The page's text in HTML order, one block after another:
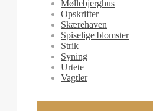
Møllebjerghus
Opskrifter
Skærehaven
Spiselige blomster
Strik
Syning
Urtete
Vagtler